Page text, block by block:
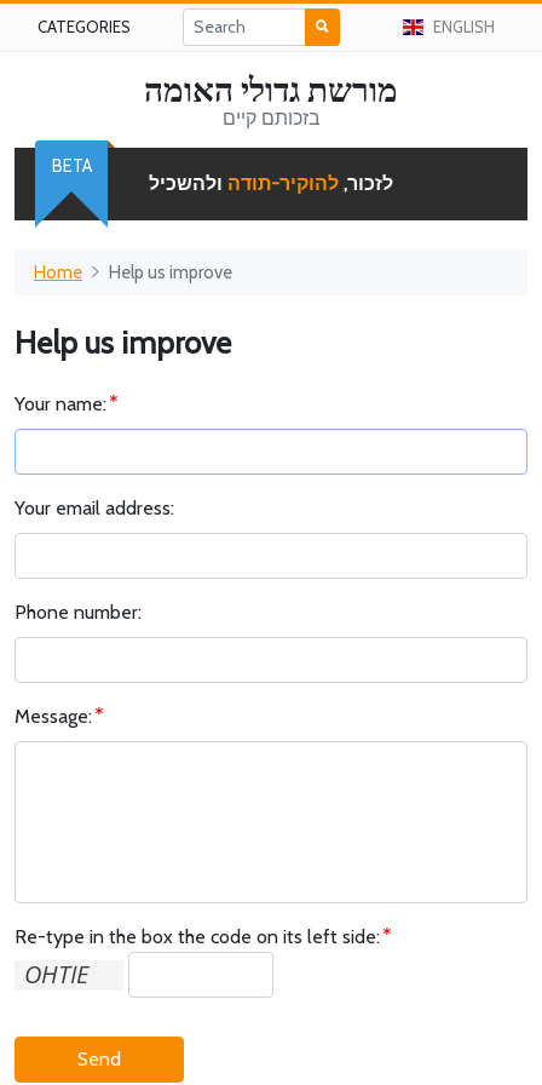
CATEGORIES ENGLISH
מורשת גדולי האומה
בזכותם קיים
לזכור, להוקיר-תודה ולהשכיל
BETA
Home Help us improve
Help us improve
Your name:
Your email address:
Phone number:
Message:
Re-type in the box the code on its left side:
Send